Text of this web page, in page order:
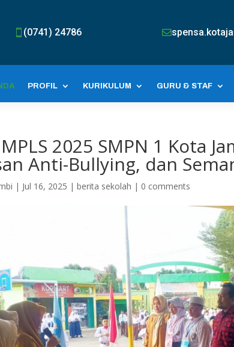
 (0741) 24786 
PROFIL KURIKULUM GURU & STAF
2025 SMPN 1 Kota
Anti-Bullying, dan
| Jul 16, 2025 |berita sekolah | 0 comments